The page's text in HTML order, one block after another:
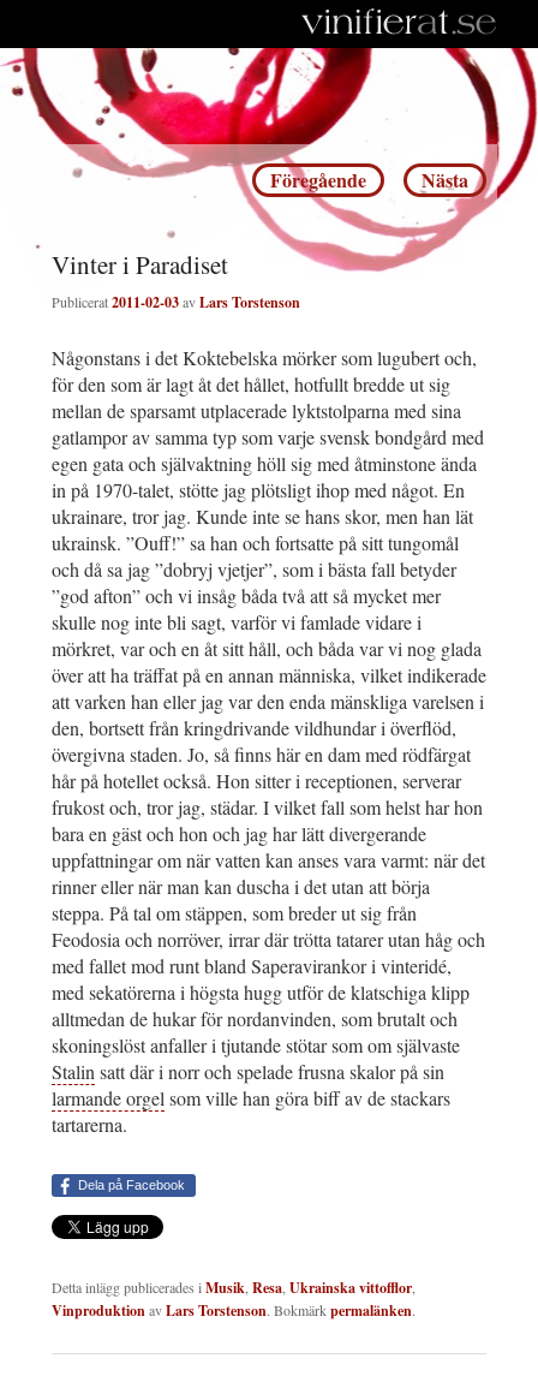
Inläggsnavigering
Föregående Nästa
Vinter i Paradiset
Publicerat2011-02-03avLars Torstenson
Någonstans i det Koktebelska mörker som lugubert och,
för den som är lagt åt det hållet, hotfullt bredde ut sig
mellan de sparsamt utplacerade lyktstolparna med sina
gatlampor av samma typ som varje svensk bondgård med
egen gata och självaktning höll sig med åtminstone ända
in på 1970-talet, stötte jag plötsligt ihop med något. En
ukrainare, tror jag. Kunde inte se hans skor, men han lät
ukrainsk. ”Ouff!” sa han och fortsatte på sitt tungomål
och då sa jag ”dobryj vjetjer”, som i bästa fall betyder
”god afton” och vi insåg båda två att så mycket mer
skulle nog inte bli sagt, varför vi famlade vidare i
mörkret, var och en åt sitt håll, och båda var vi nog glada
över att ha träffat på en annan människa, vilket indikerade
att varken han eller jag var den enda mänskliga varelsen i
den, bortsett från kringdrivande vildhundar i överflöd,
övergivna staden. Jo, så finns här en dam med rödfärgat
hår på hotellet också. Hon sitter i receptionen, serverar
frukost och, tror jag, städar. I vilket fall som helst har hon
bara en gäst och hon och jag har lätt divergerande
uppfattningar om när vatten kan anses vara varmt: när det
rinner eller när man kan duscha i det utan att börja
steppa. På tal om stäppen, som breder ut sig från
Feodosia och norröver, irrar där trötta tatarer utan håg och
med fallet mod runt bland Saperavirankor i vinteridé,
med sekatörerna i högsta hugg utför de klatschiga klipp
alltmedan de hukar för nordanvinden, som brutalt och
skoningslöst anfaller i tjutande stötar som om självaste
Stalinsatt där i norr och spelade frusna skalor på sin
larmande orgelsom ville han göra biff av de stackars
tartarerna.
Dela på Facebook
Detta inlägg publicerades iMusik,Resa,Ukrainska vittofflor,
VinproduktionavLars Torstenson. Bokmärkpermalänken.